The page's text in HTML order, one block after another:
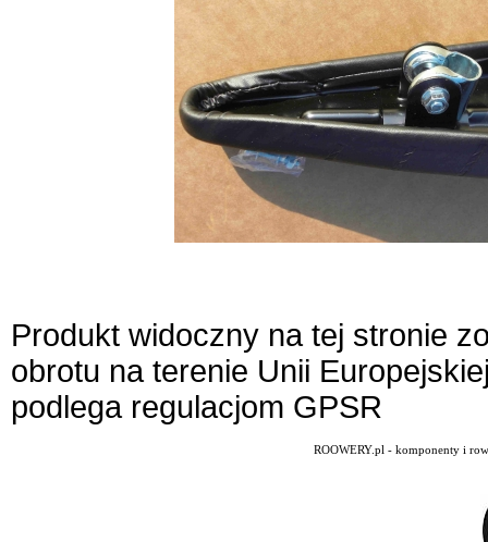
Produkt widoczny na tej stronie
obrotu na terenie Unii
podlega regulacjom GPSR
ROOWERY.pl - komponenty i